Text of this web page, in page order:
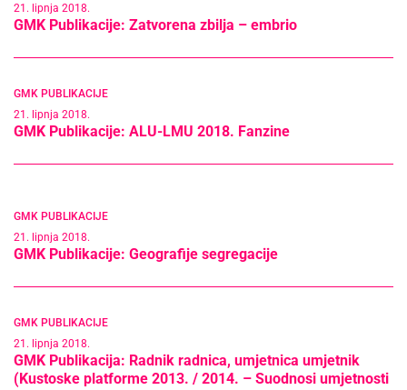
21. lipnja 2018.
GMK Publikacije: Zatvorena zbilja – embrio
GMK PUBLIKACIJE
21. lipnja 2018.
GMK Publikacije: ALU-LMU 2018. Fanzine
GMK PUBLIKACIJE
21. lipnja 2018.
GMK Publikacije: Geografije segregacije
GMK PUBLIKACIJE
21. lipnja 2018.
GMK Publikacija: Radnik radnica, umjetnica umjetnik
(Kustoske platforme 2013. / 2014. – Suodnosi umjetnosti